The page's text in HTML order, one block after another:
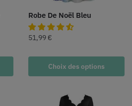
Robe De Noël Bleu
51,99 €
Choix des options